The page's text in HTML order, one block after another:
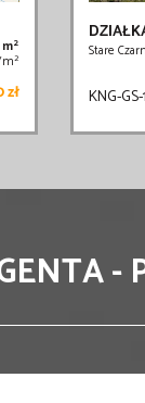
2
m2 Stare
KNG-GS-
-